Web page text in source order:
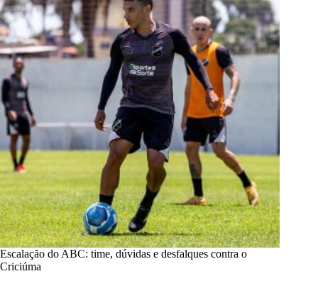
Escalação do ABC: time, dúvidas e desfalques contra o
Criciúma